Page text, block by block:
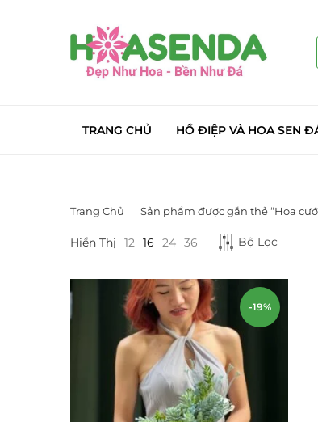
TRANG CHỦ HỒ ĐIỆP VÀ HOA SEN
DANH MỤC SẢN PHẨM
Cây Sen Đá Giá Sỉ (137)
Chậu Sen Đá Mini (8)
Hồ Điệp và Hoa Sen đá (289)
Lan Hồ Điệp Truyền Thống
Trang Chủ Sản phẩm được gắn thẻ “Hoa
Hiển Thị 12 16 24 36 Bộ Lọc
-19%